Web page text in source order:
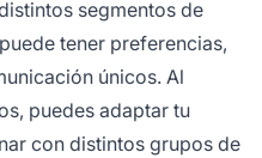
segmentos de
tener preferencias,
únicos. Al
puedes adaptar tu
con distintos grupos de